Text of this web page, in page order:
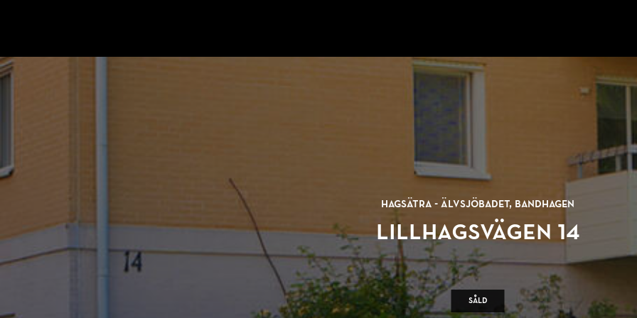
Hagsätra - Älvsjöbadet, Bandhagen
Lillhagsvägen 14
Såld